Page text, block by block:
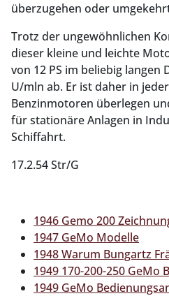
überzugehen oder
Trotz der ungewöhnlichen
die­ser kleine und leichte
von 12 PS im beliebig langen
U/mln ab. Er ist daher in
Benzinmotoren überlegen
für stationäre Anlagen in
Schiffahrt.
17.2.54 Str/G
1946 Gemo 200
1947 GeMo Modelle
1948 Warum Bungartz
1949 170-200-250 GeMo
1949 GeMo